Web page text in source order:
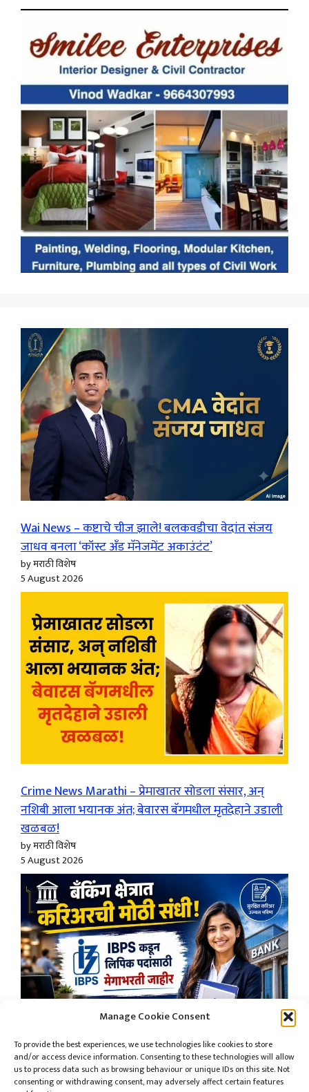
Manage Cookie Consent
To provide the best experiences, we use technologies like cookies to store
and/or access device information. Consenting to these technologies will allow
us to process data such as browsing behaviour or unique IDs on this site. Not
consenting or withdrawing consent, may adversely affect certain features
Wai News – कष्टाचे चीज झाले! बलकवडीचा वेदांत संजय
जाधव बनला ‘कॉस्ट अँड मॅनेजमेंट अकाउंटंट’
by मराठी विशेष
5 August 2026
Crime News Marathi – प्रेमाखातर सोडला संसार, अन्
नशिबी आला भयानक अंत; बेवारस बॅगमधील मृतदेहाने उडाली
खळबळ!
by मराठी विशेष
5 August 2026
IBPS Recruitment 2026 – 11,000 पेक्षा जास्त जागा!